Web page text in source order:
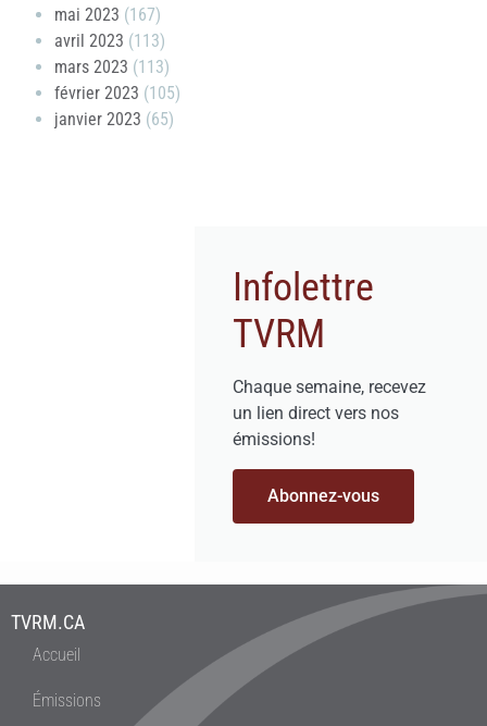
mai 2023 (167)
avril 2023 (113)
mars 2023 (113)
février 2023 (105)
janvier 2023 (65)
Infolettre
TVRM
Chaque semaine, recevez
un lien direct vers nos
émissions!
Abonnez-vous
TVRM.CA
Accueil
Émissions